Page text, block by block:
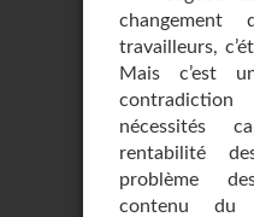
changement
travailleurs,
Mais c’est
nécessités
rentabilité
problème
contenu du